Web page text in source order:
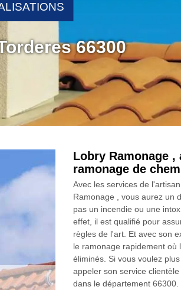
66300
Lobry Ramonage
ramonage de
Avec les services de
Ramonage , vous aurez un
pas un incendie ou une
effet, il est qualifié pour
règles de l'art. Et avec son
le ramonage rapidement où
éliminés. Si vous voulez
appeler son service
dans le département 66300.